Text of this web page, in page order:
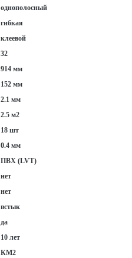
однополосный
гибкая
клеевой
32
914 мм
152 мм
2.1 мм
2.5 м2
18 шт
0.4 мм
ПВХ (LVT)
нет
нет
встык
да
10 лет
КМ2